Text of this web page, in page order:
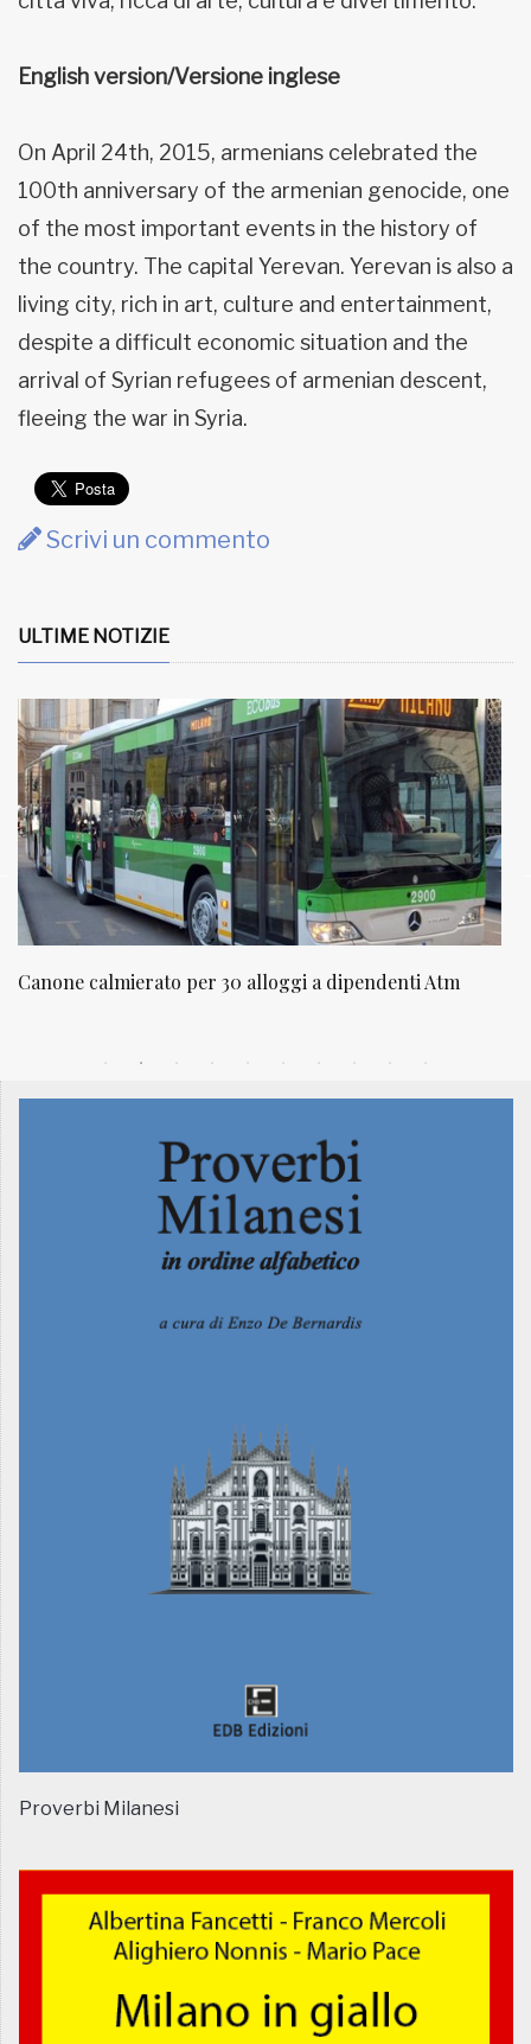
English version/Versione inglese
On April 24th, 2015, armenians celebrated the
100th anniversary of the armenian genocide, one
of the most important events in the history of
the country. The capital Yerevan. Yerevan is also a
living city, rich in art, culture and entertainment,
despite a difficult economic situation and the
arrival of Syrian refugees of armenian descent,
fleeing the war in Syria.
Scrivi un commento
ULTIME NOTIZIE
Atm NATUROPATIA IN BREVE 20/01
Proverbi Milanesi